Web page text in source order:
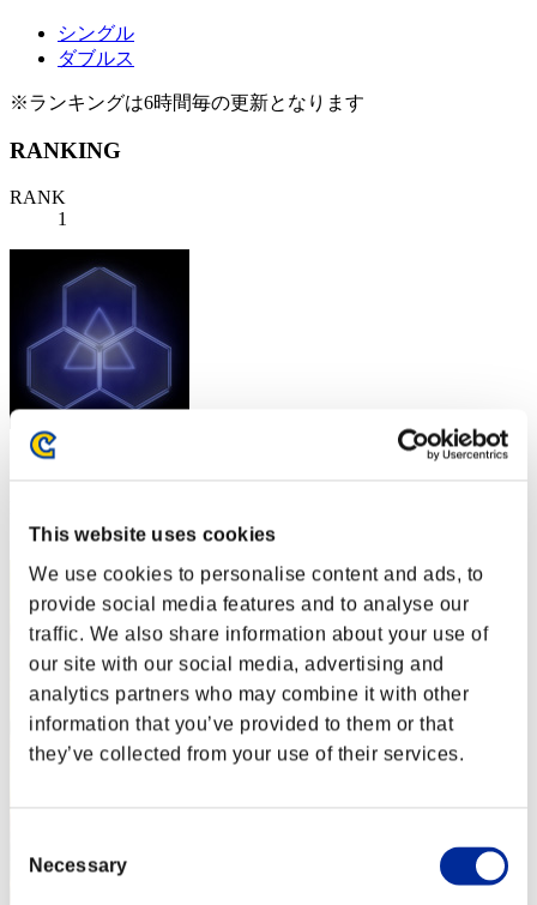
This website uses cookies
We use cookies to personalise content and ads, to
provide social media features and to analyse our
traffic. We also share information about your use of
our site with our social media, advertising and
analytics partners who may combine it with other
information that you’ve provided to them or that
they’ve collected from your use of their services.
Selection
Necessary
シングル
ダブルス
※ランキングは6時間毎の更新となります
RANKING
RANK
1
スコア: -
2